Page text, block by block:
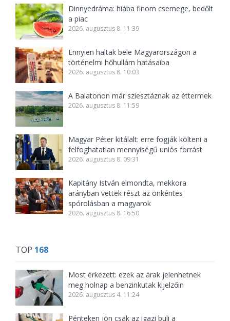
Dinnyedráma: hiába finom csemege, bedőlt
a piac
2026. augusztus 8. 11:39
Ennyien haltak bele Magyarországon a
történelmi hőhullám hatásaiba
2026. augusztus 8. 10:03
A Balatonon már sziesztáznak az éttermek
2026. augusztus 8. 11:59
Magyar Péter kitálalt: erre fogják költeni a
felfoghatatlan mennyiségű uniós forrást
2026. augusztus 8. 09:31
Kapitány István elmondta, mekkora
arányban vettek részt az önkéntes
spórolásban a magyarok
2026. augusztus 8. 16:50
TOP 168
Most érkezett: ezek az árak jelenhetnek
meg holnap a benzinkutak kijelzőin
2026. augusztus 4. 11:24
Pénteken jön csak az igazi buli a